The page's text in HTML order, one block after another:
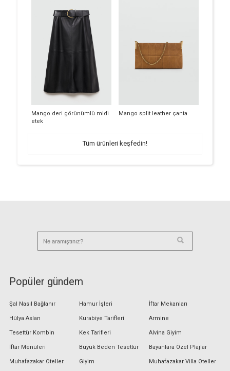
Mango deri görünümlü midi
etek
Mango split leather çanta
Tüm ürünleri keşfedin!
Popüler gündem
Şal Nasıl Bağlanır
Hülya Aslan
Tesettür Kombin
İftar Menüleri
Muhafazakar Oteller
Hamur İşleri
Kurabiye Tarifleri
Kek Tarifleri
Büyük Beden Tesettür
Giyim
İftar Mekanları
Armine
Alvina Giyim
Bayanlara Özel Plajlar
Muhafazakar Villa Oteller